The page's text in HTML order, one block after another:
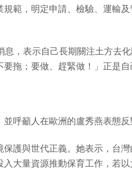
範，明定申請、檢驗、運輸
，表示自己長期關注土方去
拖；要做、趕緊做！」正是自
呼籲人在歐洲的盧秀燕表態
護與世代正義。她表示，台
大量資源推動保育工作，若